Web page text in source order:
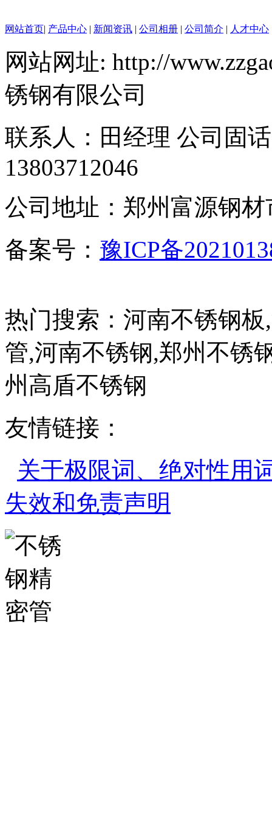
网站首页| 产品中心 | 新闻资讯 | 公司相册 | 公司简介 | 人才中心
网站网址: http://
锈钢有限公司
联系人：田经理 公司固
13803712046
公司地址：郑州富源钢
备案号： 豫ICP备
热门搜索：河南不锈钢
管,河南不锈钢,郑州不锈
州高盾不锈钢
友情链接：
关于极限词、绝对性用
失效和免责声明